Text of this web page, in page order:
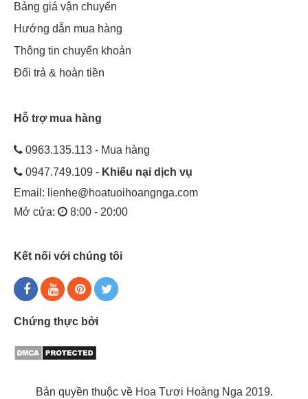
Bảng giá vận chuyển
Hướng dẫn mua hàng
Thông tin chuyển khoản
Đổi trả & hoàn tiền
Hỗ trợ mua hàng
0963.135.113 - Mua hàng
0947.749.109 - Khiếu nại dịch vụ
Email: lienhe@hoatuoihoangnga.com
Mở cửa:
8:00 - 20:00
Kết nối với chúng tôi
Chứng thực bởi
Bản quyền thuộc về Hoa Tươi Hoàng Nga 2019.